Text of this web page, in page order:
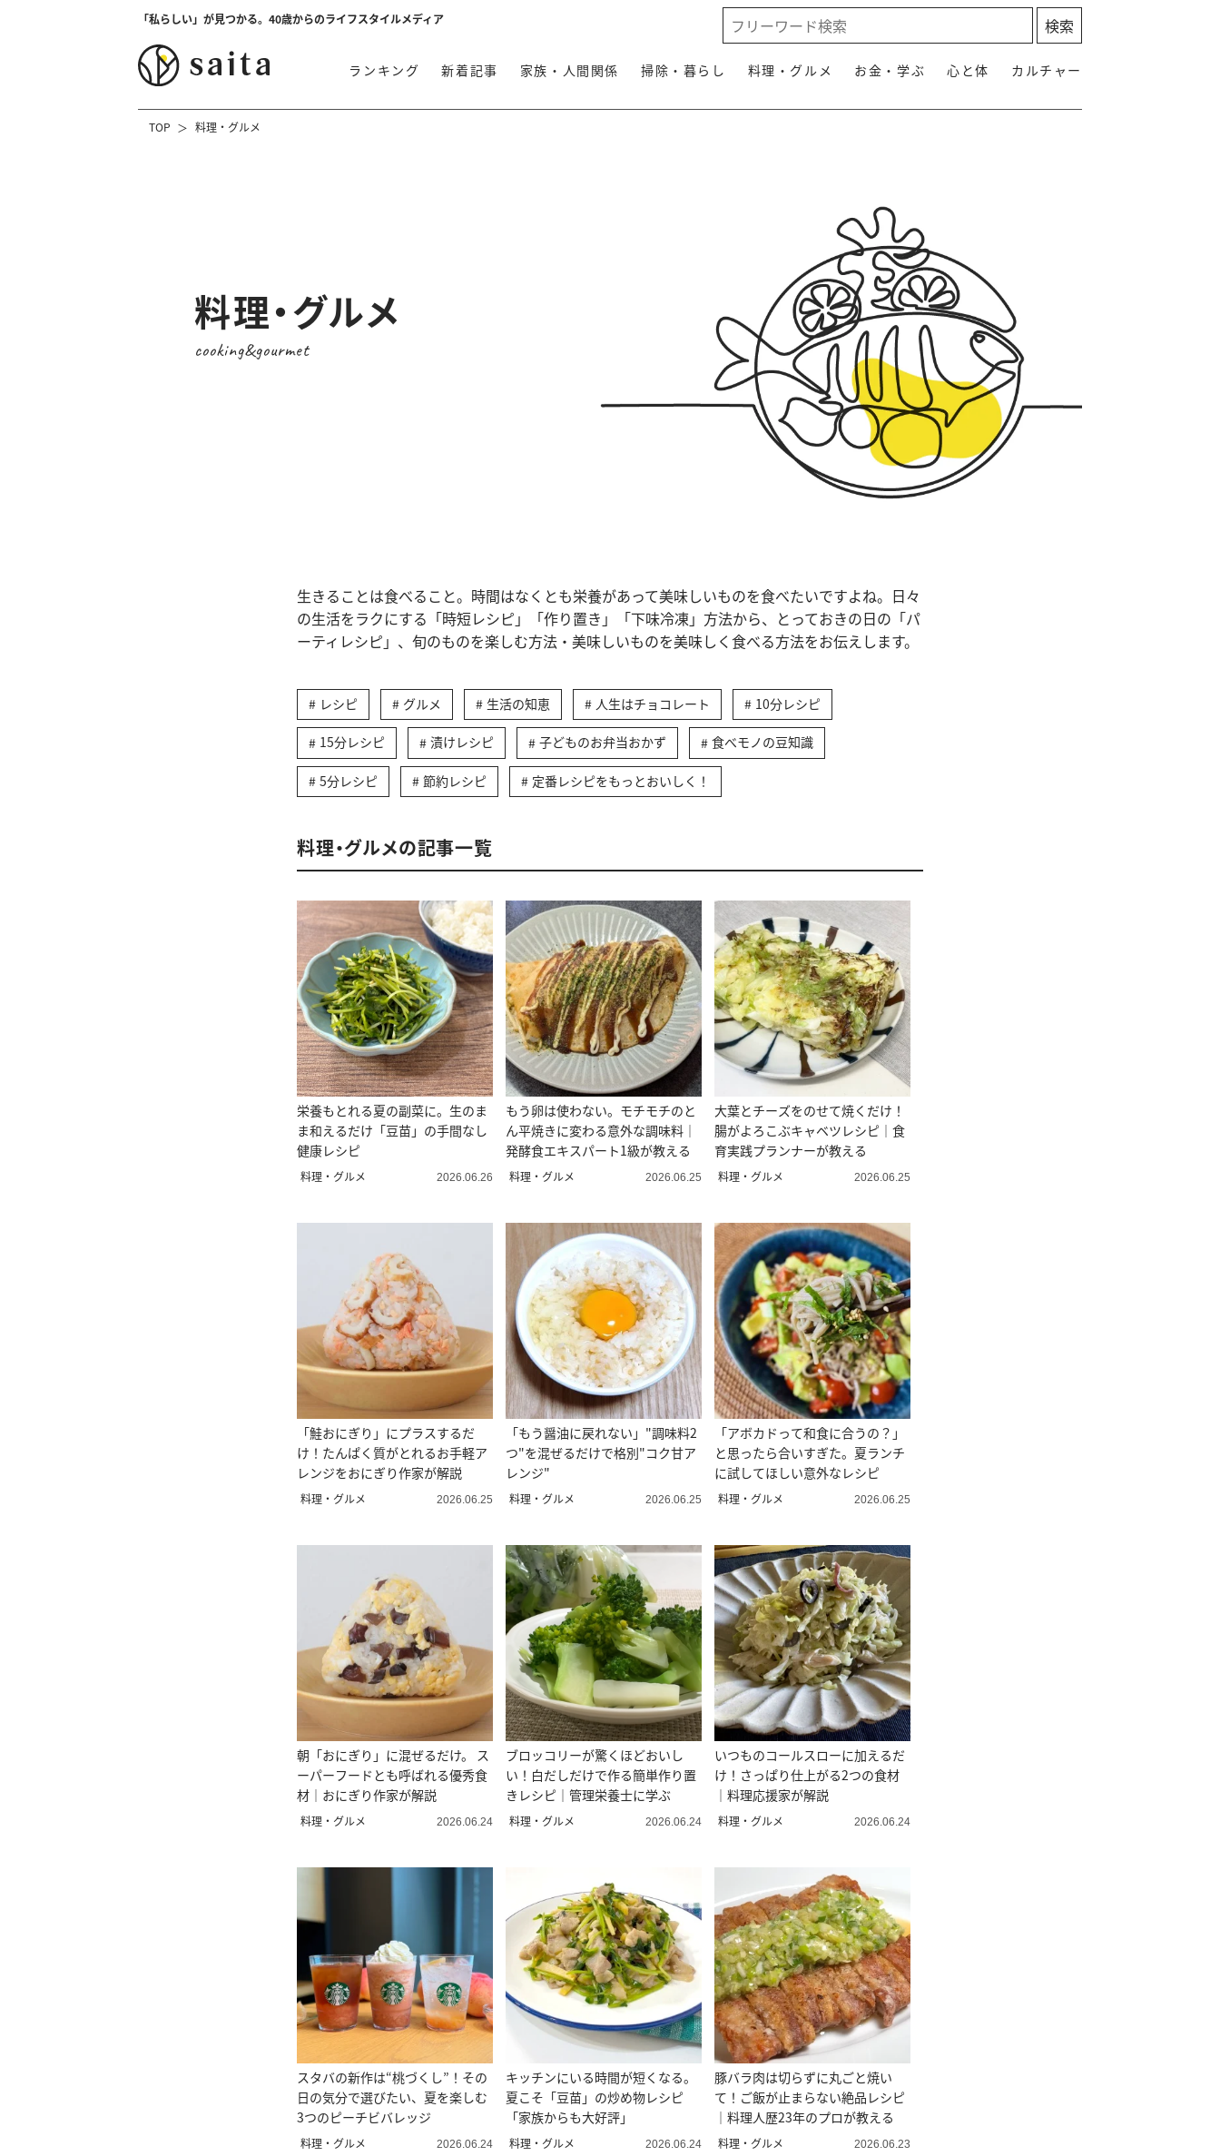
「私らしい」が見つかる。40歳からのライフスタイルメディア
ランキング 新着記事 家族・人間関係 掃除・暮らし 料理・グルメ お金・学ぶ 心と体 カルチャー
TOP 料理・グルメ
料理・グルメ
cooking&gourmet
生きることは食べること。時間はなくとも栄養があって美味しいものを食べたいですよね。日々
の生活をラクにする「時短レシピ」「作り置き」「下味冷凍」方法から、とっておきの日の「パ
ーティレシピ」、旬のものを楽しむ方法・美味しいものを美味しく食べる方法をお伝えします。
レシピ グルメ 生活の知恵 人生はチョコレート 10分レシピ
15分レシピ 漬けレシピ 子どものお弁当おかず 食べモノの豆知識
5分レシピ 節約レシピ 定番レシピをもっとおいしく！
料理・グルメの記事一覧
栄養もとれる夏の副菜に。生のま
ま和えるだけ「豆苗」の手間なし
健康レシピ
料理・グルメ 2026.06.26
もう卵は使わない。モチモチのと
ん平焼きに変わる意外な調味料｜
発酵食エキスパート1級が教える
料理・グルメ 2026.06.25
大葉とチーズをのせて焼くだけ！
腸がよろこぶキャベツレシピ｜食
育実践プランナーが教える
料理・グルメ 2026.06.25
「鮭おにぎり」にプラスするだ
け！たんぱく質がとれるお手軽ア
レンジをおにぎり作家が解説
料理・グルメ 2026.06.25
「もう醤油に戻れない」"調味料2
つ"を混ぜるだけで格別"コク甘ア
レンジ"
料理・グルメ 2026.06.25
「アボカドって和食に合うの？」
と思ったら合いすぎた。夏ランチ
に試してほしい意外なレシピ
料理・グルメ 2026.06.25
朝「おにぎり」に混ぜるだけ。 ス
ーパーフードとも呼ばれる優秀食
材｜おにぎり作家が解説
料理・グルメ 2026.06.24
ブロッコリーが驚くほどおいし
い！白だしだけで作る簡単作り置
きレシピ｜管理栄養士に学ぶ
料理・グルメ 2026.06.24
いつものコールスローに加えるだ
け！さっぱり仕上がる2つの食材
｜料理応援家が解説
料理・グルメ 2026.06.24
スタバの新作は“桃づくし”！その
日の気分で選びたい、夏を楽しむ
3つのピーチビバレッジ
料理・グルメ 2026.06.24
キッチンにいる時間が短くなる。
夏こそ「豆苗」の炒め物レシピ
「家族からも大好評」
料理・グルメ 2026.06.24
豚バラ肉は切らずに丸ごと焼い
て！ご飯が止まらない絶品レシピ
｜料理人歴23年のプロが教える
料理・グルメ 2026.06.23